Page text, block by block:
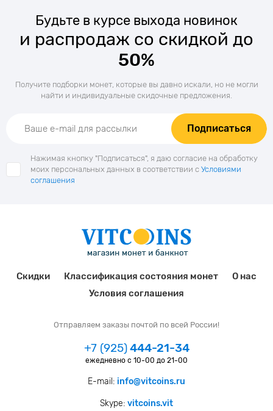
Будьте в курсе выхода новинок
и распродаж со скидкой до
50%
Получите подборки монет, которые вы давно искали, но не могли
найти и индивидуальные скидочные предложения.
Подписаться
Нажимая кнопку "Подписаться", я даю согласие на обработку
моих персональных данных в соответствии с Условиями
соглашения
Скидки Классификация состояния монет
О нас
Условия соглашения
Отправляем заказы почтой по всей России!
+7 (925)444-21-34
ежедневно с 10-00 до 21-00
E-mail: info@vitcoins.ru
Skype: vitcoins.vit